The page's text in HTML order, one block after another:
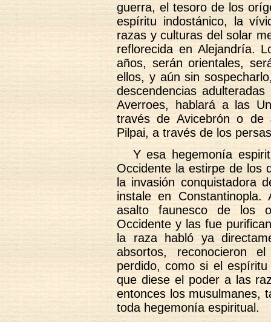
guerra, el tesoro de los
espíritu indostánico, la
razas y culturas del solar
reflorecida en Alejandría.
años, serán orientales,
ellos, y aún sin
descendencias
Averroes, hablará a las
través de Avicebrón o de
Pilpai, a través de los
Y esa hegemonía
Occidente la estirpe de los
la invasión conquistadora
instale en
asalto faunesco de los
Occidente y las fue
la raza habló ya
absortos, reconocieron
perdido, como si el
que diese el poder a las
entonces los musulmanes,
toda hegemonía espiritual.